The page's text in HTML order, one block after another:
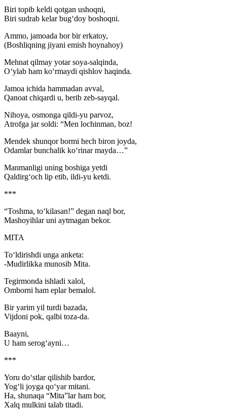
Biri topib keldi qotgan ushoqni,
Biri sudrab kelar bug‘doy boshoqni.
Ammo, jamoada bor bir erkatoy,
(Boshliqning jiyani emish hoynahoy)
Mehnat qilmay yotar soya-salqinda,
O‘ylab ham ko‘rmaydi qishlov haqinda.
Jamoa ichida hammadan avval,
Qanoat chiqardi u, berib zeb-sayqal.
Nihoya, osmonga qildi-yu parvoz,
Atrofga jar soldi: “Men lochinman, boz!
Mendek shunqor bormi hech biron joyda,
Odamlar bunchalik ko‘rinar mayda…”
Manmanligi uning boshiga yetdi
Qaldirg‘och lip etib, ildi-yu ketdi.
***
“Toshma, to‘kilasan!” degan naql bor,
Mashoyihlar uni aytmagan bekor.
MITA
To‘ldirishdi unga anketa:
-Mudirlikka munosib Mita.
Tegirmonda ishladi xalol,
Omborni ham eplar bemalol.
Bir yarim yil turdi bazada,
Vijdoni pok, qalbi toza-da.
Baayni,
U ham serog‘ayni…
***
Yoru do‘stlar qilishib bardor,
Yog‘li joyga qo‘yar mitani.
Ha, shunaqa “Mita”lar ham bor,
Xalq mulkini talab titadi.